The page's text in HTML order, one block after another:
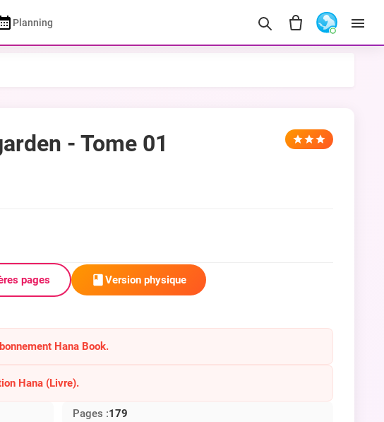
Planning
- Tome 01
pages Version physique
Hana Book.
Hana (Livre).
Pages :179